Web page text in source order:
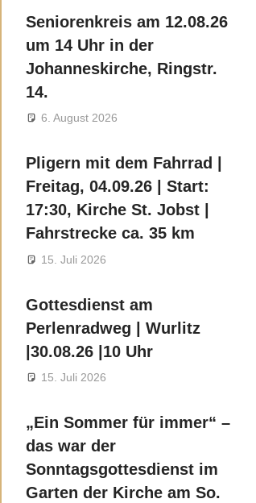
Seniorenkreis am 12.08.26
um 14 Uhr in der
Johanneskirche, Ringstr.
14.
6. August 2026
Pligern mit dem Fahrrad |
Freitag, 04.09.26 | Start:
17:30, Kirche St. Jobst |
Fahrstrecke ca. 35 km
15. Juli 2026
Gottesdienst am
Perlenradweg | Wurlitz
|30.08.26 |10 Uhr
15. Juli 2026
„Ein Sommer für immer“ –
das war der
Sonntagsgottesdienst im
Garten der Kirche am So.